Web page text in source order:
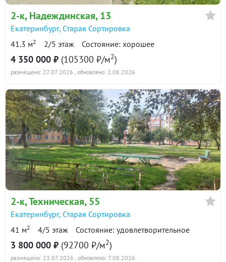
2-к, Надеждинская, 13
Екатеринбург, Старая Сортировка
41.3 м2 2/5 этаж Состояние: хорошее
4 350 000 ₽ (105300 ₽/м2)
размещено: 27.07.2026 , обновлено: 2.08.2026
2-к, Техническая, 55
Екатеринбург, Старая Сортировка
41 м2 4/5 этаж Состояние: удовлетворительное
3 800 000 ₽ (92700 ₽/м2)
размещено: 23.07.2026 , обновлено: 7.08.2026